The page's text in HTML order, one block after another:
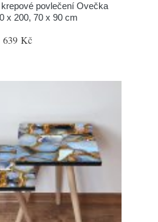
povlečení Ovečka
x 200, 70 x 90 cm
639 Kč